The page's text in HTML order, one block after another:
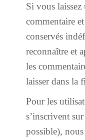
Si vous
commentaire
conservés
reconnaître et
les
laisser dans la
Pour les
s’inscrivent
possible),